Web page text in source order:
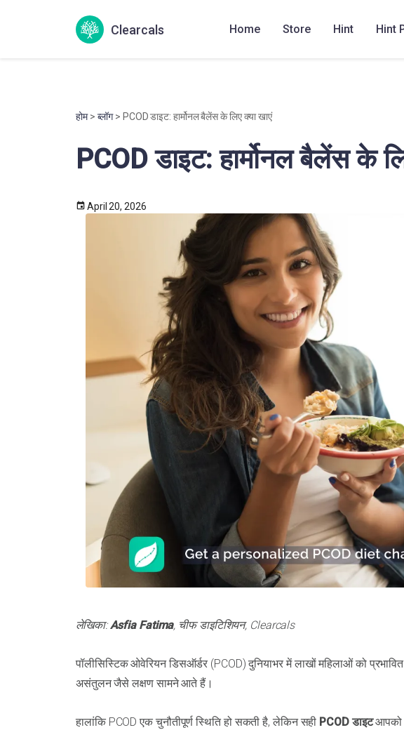
Clearcals Home Store Hint Hint
होम> ब्लॉग> PCOD डाइट: हार्मोनल बैलेंस के लिए क्या खाएं
PCOD डाइट: हार्मोनल बैलेंस के
April 20, 2026
लेखिका:Asfia Fatima, चीफ डाइटिशियन, Clearcals
पॉलीसिस्टिक ओवेरियन डिसऑर्डर (PCOD) दुनियाभर में लाखों महिलाओं को
असंतुलन जैसे लक्षण सामने आते हैं।
हालांकि PCOD एक चुनौतीपूर्ण स्थिति हो सकती है, लेकिन सही PCOD डाइटआपको